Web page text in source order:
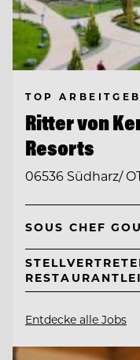
TOP
Ritter von
Resorts
06536 Südharz/
SOUS CHEF
Entdecke alle Jobs